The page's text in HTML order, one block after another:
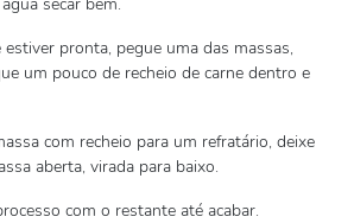
estiver pronta, pegue uma das massas,
um pouco de recheio de carne dentro e
com recheio para um refratário, deixe
aberta, virada para baixo.
com o restante até acabar.